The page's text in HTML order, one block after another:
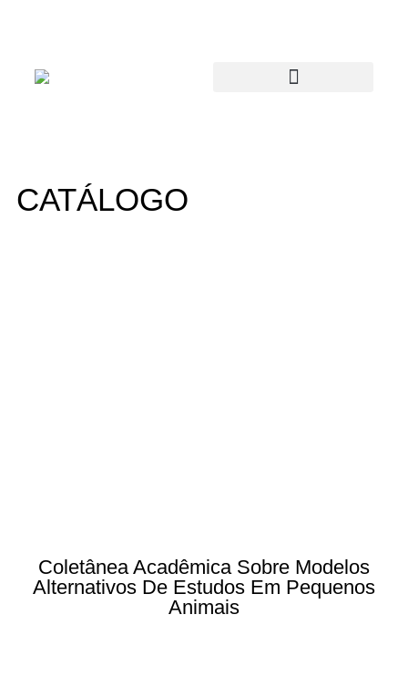
CATÁLOGO
Coletânea Acadêmica Sobre Modelos
Alternativos De Estudos Em Pequenos
Animais